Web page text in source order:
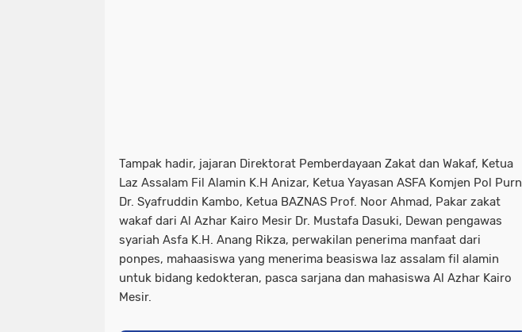
Tampak hadir, jajaran Direktorat Pemberdayaan Zakat dan Wakaf, Ketua
Laz Assalam Fil Alamin K.H Anizar, Ketua Yayasan ASFA Komjen Pol Purn
Dr. Syafruddin Kambo, Ketua BAZNAS Prof. Noor Ahmad, Pakar zakat
wakaf dari Al Azhar Kairo Mesir Dr. Mustafa Dasuki, Dewan pengawas
syariah Asfa K.H. Anang Rikza, perwakilan penerima manfaat dari
ponpes, mahaasiswa yang menerima beasiswa laz assalam fil alamin
untuk bidang kedokteran, pasca sarjana dan mahasiswa Al Azhar Kairo
Mesir.